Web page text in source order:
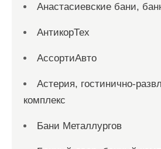
Анастасиевские бани,
АнтикорТех
АссортиАвто
Астерия, гостинично-
комплекс
Бани Металлургов